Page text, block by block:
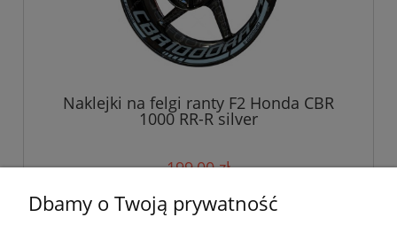
Naklejki na felgi ranty F2 Honda CBR
1000 RR-R silver
199,00 zł
do koszyka
Dbamy o Twoją prywatność